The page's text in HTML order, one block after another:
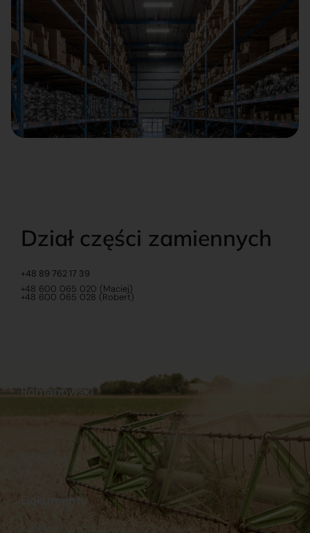
Dział części zamiennych
+48 89 762 17 39
+48 600 065 020 (Maciej)
+48 600 065 028 (Robert)
Dokumenty
Regulamin Dostawy
Romanowski
Sklep internetowy
Praca
Ubezpieczenia